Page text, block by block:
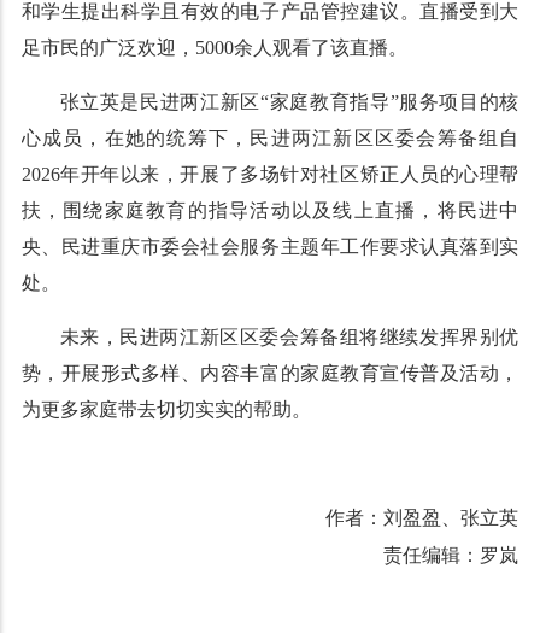
和学生提出科学且有效的电子产品管控建议。直播受到大
足市民的广泛欢迎，5000余人观看了该直播。
张立英是民进两江新区“家庭教育指导”服务项目的核
心成员，在她的统筹下，民进两江新区区委会筹备组自
2026年开年以来，开展了多场针对社区矫正人员的心理帮
扶，围绕家庭教育的指导活动以及线上直播，将民进中
央、民进重庆市委会社会服务主题年工作要求认真落到实
处。
未来，民进两江新区区委会筹备组将继续发挥界别优
势，开展形式多样、内容丰富的家庭教育宣传普及活动，
为更多家庭带去切切实实的帮助。
作者：刘盈盈、张立英
责任编辑：罗岚